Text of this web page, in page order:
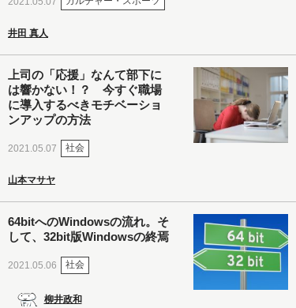
井田 真人
上司の「応援」なんて部下に
は響かない！？ 今すぐ職場
に導入するべきモチベーショ
ンアップの方法
2021.05.07 社会
山本マサヤ
64bitへのWindowsの流れ。そ
して、32bit版Windowsの終焉
2021.05.06 社会
柳井政和